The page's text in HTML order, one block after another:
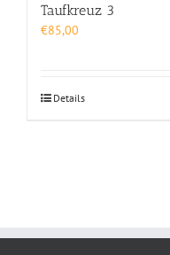
Taufkreuz 3
€85,00
Details